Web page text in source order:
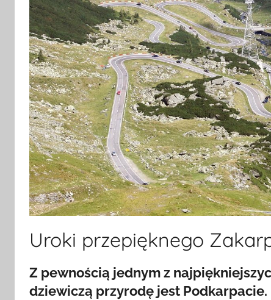
Uroki przepięknego
Z pewnością jednym z
dziewiczą przyrodę jest Podkarpacie.